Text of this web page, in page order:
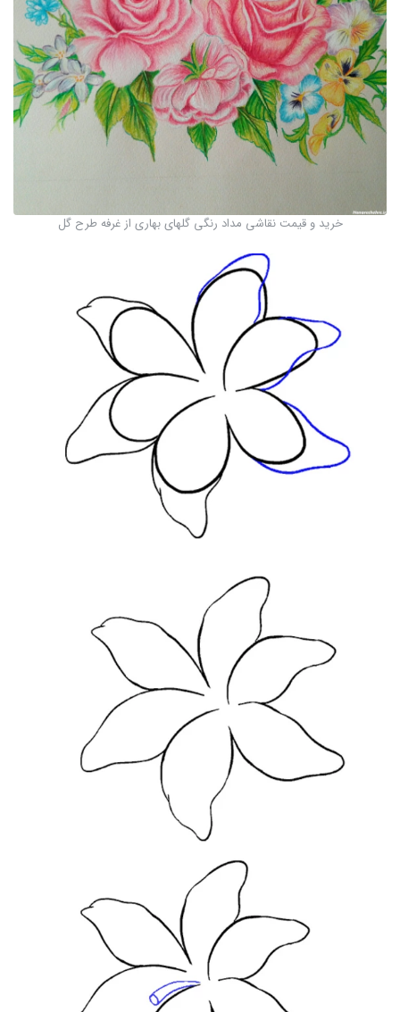
خرید و قیمت نقاشی مداد رنگی گلهای بهاری از غرفه طرح گل